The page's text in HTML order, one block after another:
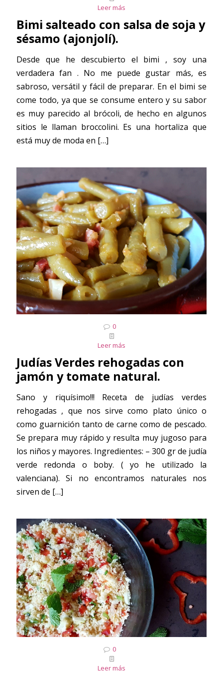
Leer más
Bimi salteado con salsa de soja y
sésamo (ajonjolí).
Desde que he descubierto el bimi , soy una
verdadera fan . No me puede gustar más, es
sabroso, versátil y fácil de preparar. En el bimi se
come todo, ya que se consume entero y su sabor
es muy parecido al brócoli, de hecho en algunos
sitios le llaman broccolini. Es una hortaliza que
está muy de moda en […]
0
Leer más
Judías Verdes rehogadas con
jamón y tomate natural.
Sano y riquísimo!!! Receta de judías verdes
rehogadas , que nos sirve como plato único o
como guarnición tanto de carne como de pescado.
Se prepara muy rápido y resulta muy jugoso para
los niños y mayores. Ingredientes: – 300 gr de judía
verde redonda o boby. ( yo he utilizado la
valenciana). Si no encontramos naturales nos
sirven de […]
0
Leer más